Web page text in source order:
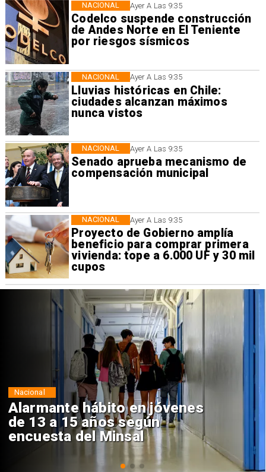
Ayer A Las 9:35
Codelco suspende construcción
de Andes Norte en El Teniente
por riesgos sísmicos
NACIONAL
Ayer A Las 9:35
Lluvias históricas en Chile:
ciudades alcanzan máximos
nunca vistos
NACIONAL
Ayer A Las 9:35
Senado aprueba mecanismo de
compensación municipal
NACIONAL
Ayer A Las 9:35
Proyecto de Gobierno amplía
beneficio para comprar primera
vivienda: tope a 6.000 UF y 30 mil
cupos
NACIONAL
Aprueban creación del Parque
Sebastián Piñera con inversión
de $4 mil millones
Regiones